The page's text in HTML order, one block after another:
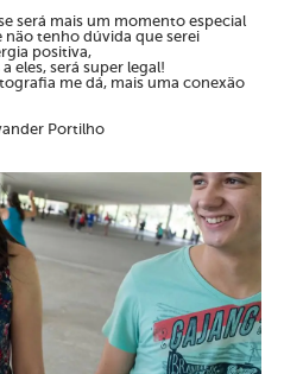
será mais um momento especial
não tenho dúvida que serei
positiva,
eles, será super legal!
me dá, mais uma conexão
Portilho